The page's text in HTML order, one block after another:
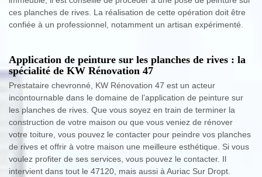
ces planches de rives. La réalisation de cette opération doit être
confiée à un professionnel, notamment un artisan expérimenté.
Application de peinture sur les planches de rives : la
spécialité de KW Rénovation 47
Prestataire chevronné, KW Rénovation 47 est un acteur
incontournable dans le domaine de l’application de peinture sur
les planches de rives. Que vous soyez en train de terminer la
construction de votre maison ou que vous veniez de rénover
votre toiture, vous pouvez le contacter pour peindre vos planches
de rives et offrir à votre maison une meilleure esthétique. Si vous
voulez profiter de ses services, vous pouvez le contacter. Il
intervient dans tout le 47120, mais aussi à Auriac Sur Dropt.